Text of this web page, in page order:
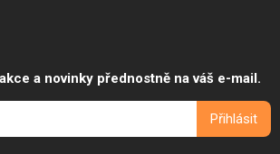
a novinky přednostně na váš e-mail.